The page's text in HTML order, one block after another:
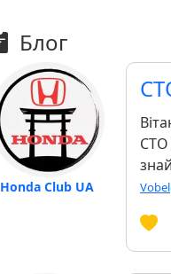
Блог
Honda Club UA
СТО